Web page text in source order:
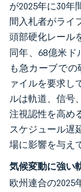
が2025年に30
間入札者がライ
頭部硬化レール
同年、68億米ド
も急カーブで
ァイルを要求し
ルは軌道、信号
注視認性を高め
スケジュール遅
場に影響を与え
気候変動に強い
欧州連合の2025